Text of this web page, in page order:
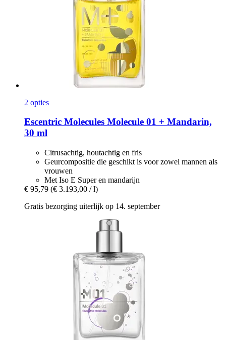
2 opties
Escentric Molecules Molecule 01 + Mandarin,
30 ml
Citrusachtig, houtachtig en fris
Geurcompositie die geschikt is voor zowel mannen als
vrouwen
Met Iso E Super en mandarijn
€ 95,79 (€ 3.193,00 / l)
Gratis bezorging uiterlijk op 14. september